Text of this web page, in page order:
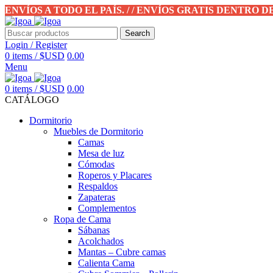
ENVÍOS A TODO EL PAÍS. / / ENVÍOS GRATIS DENTRO
Search
Login / Register
0 items / $USD 0.00
Menu
0 items / $USD 0.00
CATÁLOGO
Dormitorio
Muebles de Dormitorio
Camas
Mesa de luz
Cómodas
Roperos y Placares
Respaldos
Zapateras
Complementos
Ropa de Cama
Sábanas
Acolchados
Mantas – Cubre camas
Calienta Cama